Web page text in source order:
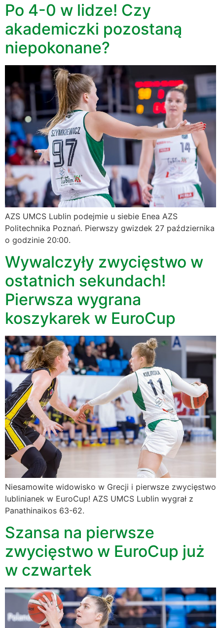
Po 4-0 w lidze! Czy
akademiczki pozostaną
niepokonane?
AZS UMCS Lublin podejmie u siebie Enea AZS
Politechnika Poznań. Pierwszy gwizdek 27 października
o godzinie 20:00.
Wywalczyły zwycięstwo w
ostatnich sekundach!
Pierwsza wygrana
koszykarek w EuroCup
Niesamowite widowisko w Grecji i pierwsze zwycięstwo
lublinianek w EuroCup! AZS UMCS Lublin wygrał z
Panathinaikos 63-62.
Szansa na pierwsze
zwycięstwo w EuroCup już
w czwartek